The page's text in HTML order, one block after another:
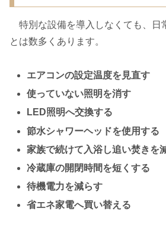
特別な設備を導入しなくても、日
とは数多くあります。
エアコンの設定温度を見直す
使っていない照明を消す
LED照明へ交換する
節水シャワーヘッドを使用する
家族で続けて入浴し追い焚きを
冷蔵庫の開閉時間を短くする
待機電力を減らす
省エネ家電へ買い替える